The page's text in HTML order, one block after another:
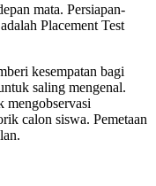
mata. Persiapan-
Placement Test
kesempatan bagi
saling mengenal.
mengobservasi
calon siswa. Pemetaan